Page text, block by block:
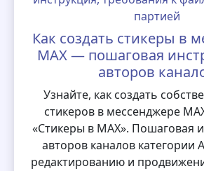
Как создать стикеры в
MAX — пошаговая
авторов
Узнайте, как создать
стикеров в мессенджере
«Стикеры в MAX». Пошаговая
авторов каналов категории
редактированию и